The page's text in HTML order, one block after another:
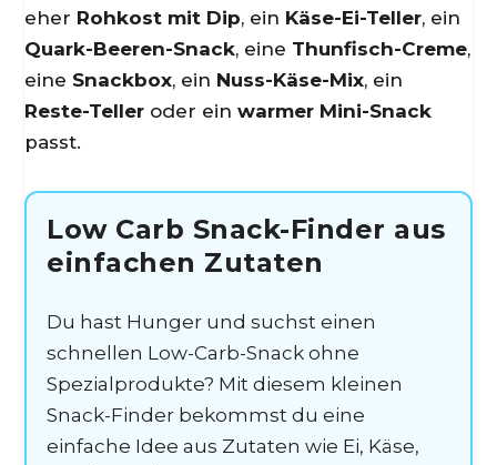
eher Rohkost mit Dip, ein Käse-Ei-Teller, ein
Quark-Beeren-Snack, eine Thunfisch-Creme,
eine Snackbox, ein Nuss-Käse-Mix, ein
Reste-Teller oder einwarmer Mini-Snack
passt.
Low Carb Snack-Finder aus
einfachen Zutaten
Du hast Hunger und suchst einen
schnellen Low-Carb-Snack ohne
Spezialprodukte? Mit diesem kleinen
Snack-Finder bekommst du eine
einfache Idee aus Zutaten wie Ei, Käse,